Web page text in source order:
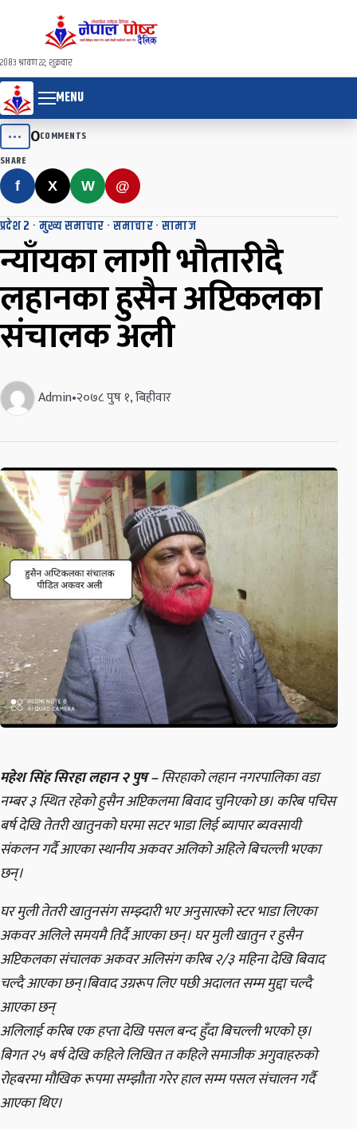
२०८३ श्रावण २२, शुक्रवार
MENU
••• 0COMMENTS
SHARE
f X W @
प्रदेश २ · मुख्य समाचार · समाचार·सामाज
न्याँयका लागी भौतारीदै
लहानका हुसैन अप्टिकलका
संचालक अली
Admin•२०७८ पुष १, बिहीवार
महेश सिंह सिरहा लहान २ पुष –सिरहाको लहान नगरपालिका वडा
नम्बर ३ स्थित रहेको हुसैन अप्टिकलमा बिवाद चुनिएको छ। करिब पचिस
बर्ष देखि तेतरी खातुनको घरमा सटर भाडा लिई ब्यापार ब्यवसायी
संकलन गर्दै आएका स्थानीय अकवर अलिको अहिले बिचल्ली भएका
छन्।
घर मुली तेतरी खातुनसंग सम्झ्दारी भए अनुसारको स्टर भाडा लिएका
अकवर अलिले समयमै तिर्दै आएका छन्। घर मुली खातुन र हुसैन
अप्टिकलका संचालक अकवर अलिसंग करिब २/३ महिना देखि बिवाद
चल्दै आएका छन्।बिवाद उग्ररूप लिए पछी अदालत सम्म मुद्दा चल्दै
आएका छन्
अलिलाई करिब एक हप्ता देखि पसल बन्द हुँदा बिचल्ली भएको छ्।
बिगत २५ बर्ष देखि कहिले लिखित त कहिले समाजीक अगुवाहरुको
रोहबरमा मौखिक रूपमा सम्झौता गरेर हाल सम्म पसल संचालन गर्दै
आएका थिए।